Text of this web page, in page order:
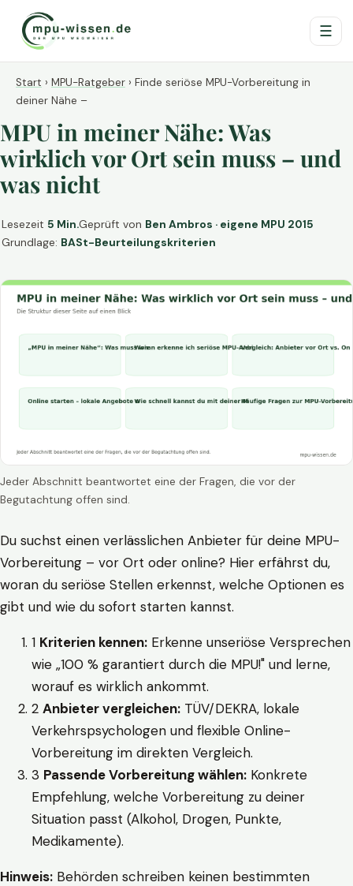
☰
Start › MPU-Ratgeber › Finde seriöse MPU-Vorbereitung in
deiner Nähe –
MPU in meiner Nähe: Was
wirklich vor Ort sein muss – und
was nicht
Lesezeit 5 Min.Geprüft von Ben Ambros · eigene MPU 2015
Grundlage: BASt-Beurteilungskriterien
Jeder Abschnitt beantwortet eine der Fragen, die vor der
Begutachtung offen sind.
Du suchst einen verlässlichen Anbieter für deine MPU-
Vorbereitung – vor Ort oder online? Hier erfährst du,
woran du seriöse Stellen erkennst, welche Optionen es
gibt und wie du sofort starten kannst.
1 Kriterien kennen: Erkenne unseriöse Versprechen
wie „100 % garantiert durch die MPU!" und lerne,
worauf es wirklich ankommt.
2 Anbieter vergleichen: TÜV/DEKRA, lokale
Verkehrspsychologen und flexible Online-
Vorbereitung im direkten Vergleich.
3 Passende Vorbereitung wählen: Konkrete
Empfehlung, welche Vorbereitung zu deiner
Situation passt (Alkohol, Drogen, Punkte,
Medikamente).
Hinweis: Behörden schreiben keinen bestimmten